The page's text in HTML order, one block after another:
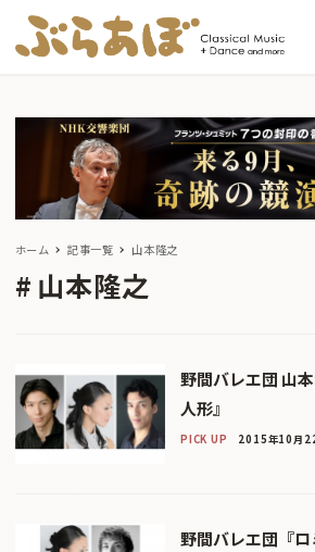
ホーム 記事一覧 山本隆之
山本隆之
野間バレエ団 山
人形』
PICK UP 2015年10月
野間バレエ団『